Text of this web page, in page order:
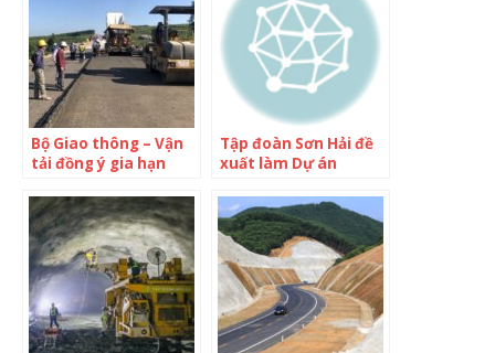
Bộ Giao thông – Vận
tải đồng ý gia hạn
Nam, đoạn Cam Lộ –
La Sơn
Tập đoàn Sơn Hải đề
xuất làm Dự án
Cam Lộ – Lao Bảo